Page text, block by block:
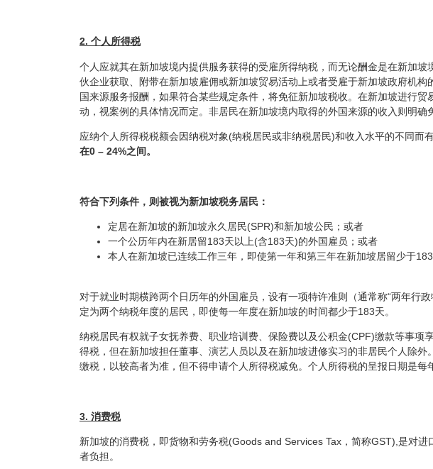
2. 个人所得税
个人应就其在新加坡境内提供服务获得的受雇所得纳税，而无论酬金是在新加
伙企业获取、附带在新加坡雇佣或新加坡贸易活动上或者受雇于新加坡政府机
国来源服务报酬，如果符合某些规定条件，将免征新加坡税收。在新加坡进行
动，视案例的具体情况而定。非居民在新加坡境内取得的外国来源的收入则明确
应纳个人所得税税额会因纳税对象(纳税居民或非纳税居民)和收入水平的不同而
在0 – 24%之间。
符合下列条件，则被视为新加坡税务居民：
定居在新加坡的新加坡永久居民(SPR)和新加坡公民；或者
一个公历年内在新居留183天以上(含183天)的外国雇员；或者
本人在新加坡已连续工作三年，即使第一年和第三年在新加坡居留少于183
对于就业时期横跨两个日历年的外国雇员，设有一项特许准则（通常称“两年行
定为两个纳税年度的居民，即使每一年度在新加坡的时间都少于183天。
纳税居民有权就子女抚养费、职业培训费、保险费以及公积金(CPF)缴款等事
得税，但在新加坡担任董事、演艺人员以及在新加坡进修实习的非居民个人除
缴税，以较高者为准，但不得申请个人所得税减免。个人所得税的呈报日期是每
3. 消费税
新加坡的消费税，即货物和劳务税(Goods and Services Tax，简称GST),是对
者负担。